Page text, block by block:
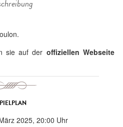
sie auf der offiziellen Webseite
2025, 20:00 Uhr